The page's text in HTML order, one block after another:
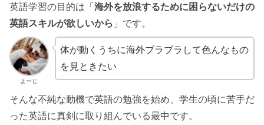
英語学習の目的は「 海外を放浪するために困らないだけの
英語スキルが欲しいから 」です。
よーじ
体が動くうちに海外ブラブラして色んなもの
を見ときたい
そんな不純な動機で英語の勉強を始め、学生の頃に苦手だ
った英語に真剣に取り組んでいる最中です。